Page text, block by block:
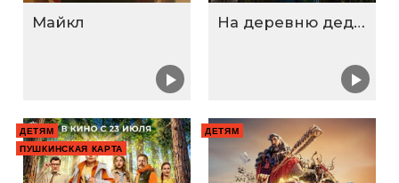
Майкл На деревню дедушке 2
ДЕТЯМ
ПУШКИНСКАЯ КАРТА
ДЕТЯМ